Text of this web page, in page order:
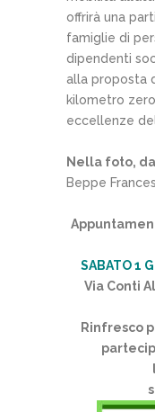
offrirà una
famiglie di
dipendenti
alla proposta
kilometro
eccellenze
Nella foto,
Beppe
SABATO 1
Via Conti
Rinfresco